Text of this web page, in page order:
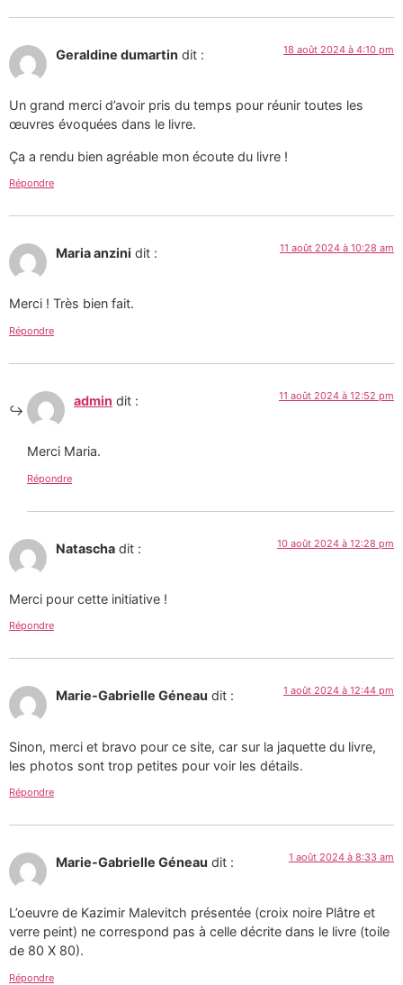
Geraldine dumartin dit : 18 août 2024 à 4:10 pm
Un grand merci d’avoir pris du temps pour réunir toutes les
œuvres évoquées dans le livre.
Ça a rendu bien agréable mon écoute du livre !
Répondre
Maria anzini dit : 11 août 2024 à 10:28 am
Merci ! Très bien fait.
Répondre
admin dit : 11 août 2024 à 12:52 pm
Merci Maria.
Répondre
Natascha dit : 10 août 2024 à 12:28 pm
Merci pour cette initiative !
Répondre
Marie-Gabrielle Géneau dit : 1 août 2024 à 12:44 pm
Sinon, merci et bravo pour ce site, car sur la jaquette du livre,
les photos sont trop petites pour voir les détails.
Répondre
Marie-Gabrielle Géneau dit : 1 août 2024 à 8:33 am
L’oeuvre de Kazimir Malevitch présentée (croix noire Plâtre et
verre peint) ne correspond pas à celle décrite dans le livre (toile
de 80 X 80).
Répondre